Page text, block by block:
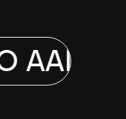
AAN